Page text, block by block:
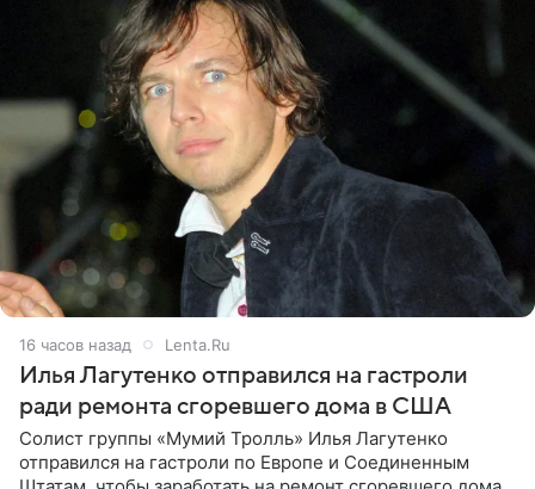
16 часов назад Lenta.Ru
Илья Лагутенко отправился на гастроли
ради ремонта сгоревшего дома в США
Солист группы «Мумий Тролль» Илья Лагутенко
отправился на гастроли по Европе и Соединенным